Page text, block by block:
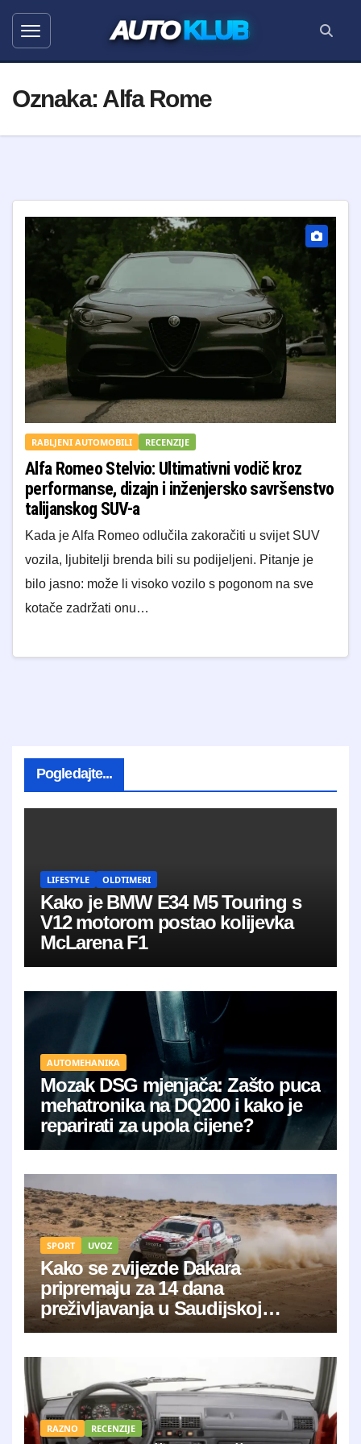
AUTOKLUB
Oznaka: Alfa Rome
RABLJENI AUTOMOBILI RECENZIJE
Alfa Romeo Stelvio: Ultimativni vodič kroz
performanse, dizajn i inženjersko savršenstvo
talijanskog SUV-a
Kada je Alfa Romeo odlučila zakoračiti u svijet SUV
vozila, ljubitelji brenda bili su podijeljeni. Pitanje je
bilo jasno: može li visoko vozilo s pogonom na sve
kotače zadržati onu…
Pogledajte...
LIFESTYLE OLDTIMERI
Kako je BMW E34 M5 Touring s
V12 motorom postao kolijevka
McLarena F1
AUTOMEHANIKA
Mozak DSG mjenjača: Zašto puca
mehatronika na DQ200 i kako je
reparirati za upola cijene?
SPORT UVOZ
Kako se zvijezde Dakara
pripremaju za 14 dana
preživljavanja u Saudijskoj
Arabiji?
RAZNO RECENZIJE